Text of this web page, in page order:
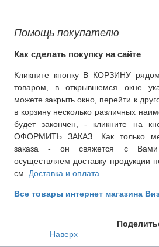
Помощь покупателю
Как сделать покупку на сайте
Кликните кнопку В КОРЗИНУ
товаром, в открывшемся окне
можете закрыть окно, перейти к
в корзину несколько различных
будет закончен, - кликните на
ОФОРМИТЬ ЗАКАЗ. Как только
заказа - он свяжется с
осуществляем доставку продукции
см. Доставка и оплата
Все товары интернет магазина
Наверх